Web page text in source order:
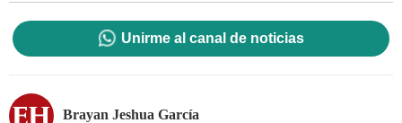
Unirme al canal de noticias
Brayan Jeshua García